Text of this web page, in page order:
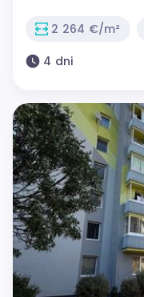
2 264 €/m²
4 dni